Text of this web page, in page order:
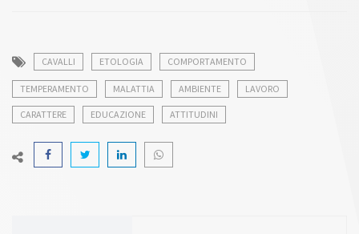
CAVALLI ETOLOGIA COMPORTAMENTO
TEMPERAMENTO MALATTIA AMBIENTE LAVORO
CARATTERE EDUCAZIONE ATTITUDINI